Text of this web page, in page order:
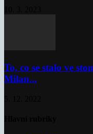
To, co se stalo ve
Milan...